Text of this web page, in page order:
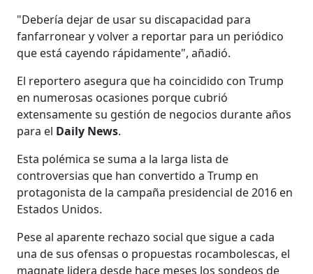
"Debería dejar de usar su discapacidad para
fanfarronear y volver a reportar para un periódico
que está cayendo rápidamente", añadió.
El reportero asegura que ha coincidido con Trump
en numerosas ocasiones porque cubrió
extensamente su gestión de negocios durante años
para el Daily News.
Esta polémica se suma a la larga lista de
controversias que han convertido a Trump en
protagonista de la campaña presidencial de 2016 en
Estados Unidos.
Pese al aparente rechazo social que sigue a cada
una de sus ofensas o propuestas rocambolescas, el
magnate lidera desde hace meses los sondeos de